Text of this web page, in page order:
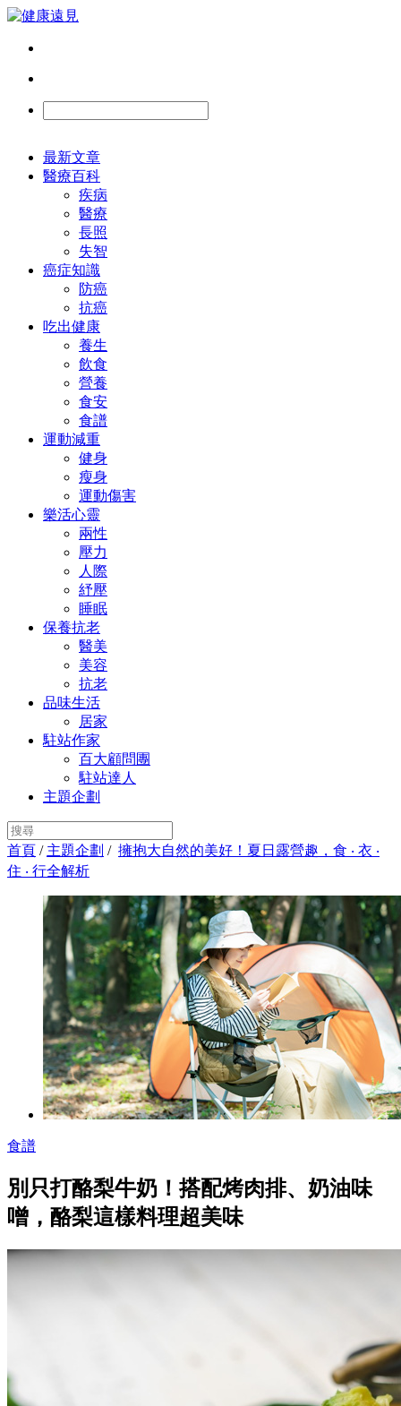
最新文章
醫療百科
疾病
醫療
長照
失智
癌症知識
防癌
抗癌
吃出健康
養生
飲食
營養
食安
食譜
運動減重
健身
瘦身
運動傷害
樂活心靈
兩性
壓力
人際
紓壓
睡眠
保養抗老
醫美
美容
抗老
品味生活
居家
駐站作家
百大顧問團
駐站達人
主題企劃
首頁 / 主題企劃 / 擁抱大自然的美好！夏日露營趣，食 ‧ 衣 ‧
住 ‧ 行全解析
食譜
別只打酪梨牛奶！搭配烤肉排、奶油味
噌，酪梨這樣料理超美味